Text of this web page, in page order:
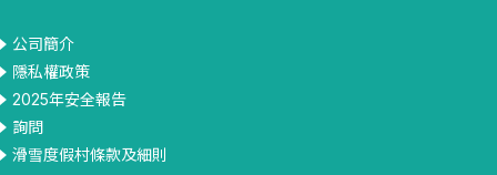
公司簡介
隱私權政策
2025年安全報告
詢問
滑雪度假村條款及細則